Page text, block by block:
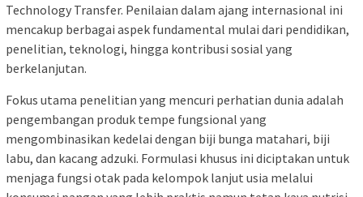
Technology Transfer. Penilaian dalam ajang internasional ini
mencakup berbagai aspek fundamental mulai dari pendidikan,
penelitian, teknologi, hingga kontribusi sosial yang
berkelanjutan.
Fokus utama penelitian yang mencuri perhatian dunia adalah
pengembangan produk tempe fungsional yang
mengombinasikan kedelai dengan biji bunga matahari, biji
labu, dan kacang adzuki. Formulasi khusus ini diciptakan untuk
menjaga fungsi otak pada kelompok lanjut usia melalui